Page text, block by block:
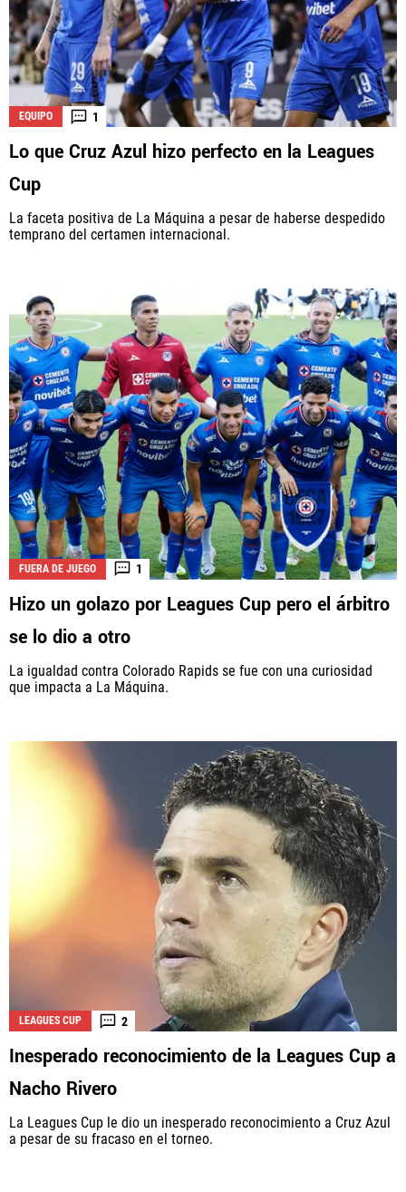
EQUIPO 1
Lo que Cruz Azul hizo perfecto en la Leagues
Cup
La faceta positiva de La Máquina a pesar de haberse despedido
temprano del certamen internacional.
FUERA DE JUEGO 1
Hizo un golazo por Leagues Cup pero el árbitro
se lo dio a otro
La igualdad contra Colorado Rapids se fue con una curiosidad
que impacta a La Máquina.
LEAGUES CUP 2
Inesperado reconocimiento de la Leagues Cup a
Nacho Rivero
La Leagues Cup le dio un inesperado reconocimiento a Cruz Azul
a pesar de su fracaso en el torneo.